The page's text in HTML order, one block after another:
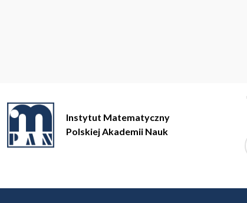
Instytut Matematyczny
Polskiej Akademii Nauk
Instytut Matematyczny Polskiej Akademii Nauk
Kongresy Młodych